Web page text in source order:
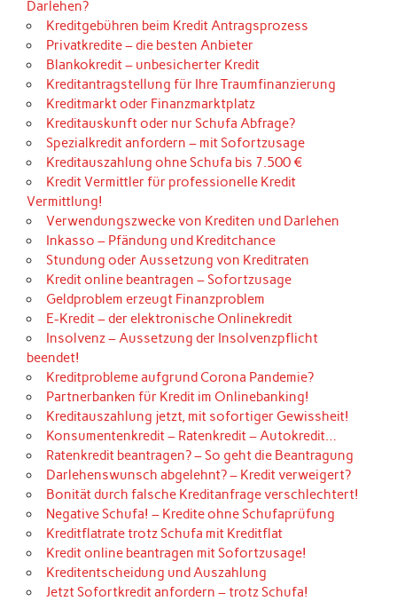
Darlehen?
Kreditgebühren beim Kredit Antragsprozess
Privatkredite – die besten Anbieter
Blankokredit – unbesicherter Kredit
Kreditantragstellung für Ihre Traumfinanzierung
Kreditmarkt oder Finanzmarktplatz
Kreditauskunft oder nur Schufa Abfrage?
Spezialkredit anfordern – mit Sofortzusage
Kreditauszahlung ohne Schufa bis 7.500 €
Kredit Vermittler für professionelle Kredit
Vermittlung!
Verwendungszwecke von Krediten und Darlehen
Inkasso – Pfändung und Kreditchance
Stundung oder Aussetzung von Kreditraten
Kredit online beantragen – Sofortzusage
Geldproblem erzeugt Finanzproblem
E-Kredit – der elektronische Onlinekredit
Insolvenz – Aussetzung der Insolvenzpflicht
beendet!
Kreditprobleme aufgrund Corona Pandemie?
Partnerbanken für Kredit im Onlinebanking!
Kreditauszahlung jetzt, mit sofortiger Gewissheit!
Konsumentenkredit – Ratenkredit – Autokredit…
Ratenkredit beantragen? – So geht die Beantragung
Darlehenswunsch abgelehnt? – Kredit verweigert?
Bonität durch falsche Kreditanfrage verschlechtert!
Negative Schufa! – Kredite ohne Schufaprüfung
Kreditflatrate trotz Schufa mit Kreditflat
Kredit online beantragen mit Sofortzusage!
Kreditentscheidung und Auszahlung
Jetzt Sofortkredit anfordern – trotz Schufa!